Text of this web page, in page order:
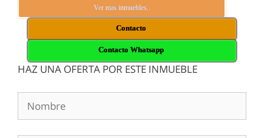
Ver mas inmuebles..
Contacto
Contacto Whatsapp
HAZ UNA OFERTA POR ESTE INMUEBLE